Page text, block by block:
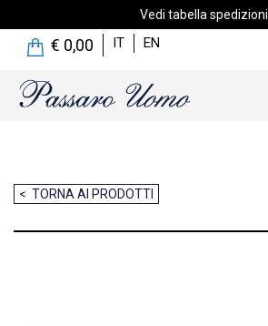
Vedi tabella spedizioni
€ 0,00 IT EN
< TORNA AI PRODOTTI